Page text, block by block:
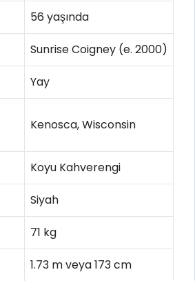
56 yaşında
Sunrise Coigney (e. 2000)
Yay
Kenosca, Wisconsin
Koyu Kahverengi
Siyah
71 kg
1.73 m veya 173 cm